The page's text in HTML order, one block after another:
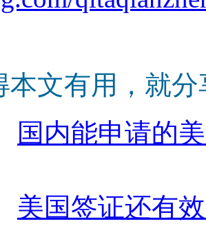
本文有用，就
国内能申请的
美国签证还有